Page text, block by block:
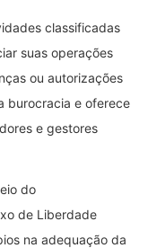
classificadas
suas operações
ou autorizações
burocracia e oferece
e gestores
do
de Liberdade
na adequação da